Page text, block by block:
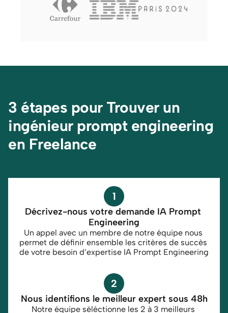
3 étapes pour Trouver un
ingénieur prompt engineering
en Freelance
1
Décrivez-nous votre demande IA Prompt
Engineering
Un appel avec un membre de notre équipe nous
permet de définir ensemble les critères de succès
de votre besoin d’expertise IA Prompt Engineering
2
Nous identifions le meilleur expert sous 48h
Notre équipe séléctionne les 2 à 3 meilleurs